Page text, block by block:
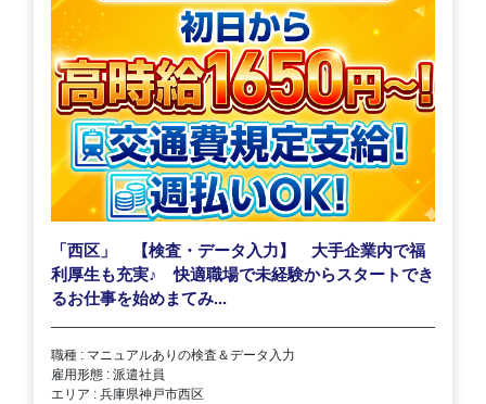
「西区」 【検査・データ入力】 大手企業内で福
利厚生も充実♪
快適職場で未経験からスタートでき
るお仕事を始めまてみ...
職種 : マニュアルありの検査＆データ入力
雇用形態 : 派遣社員
エリア : 兵庫県神戸市西区